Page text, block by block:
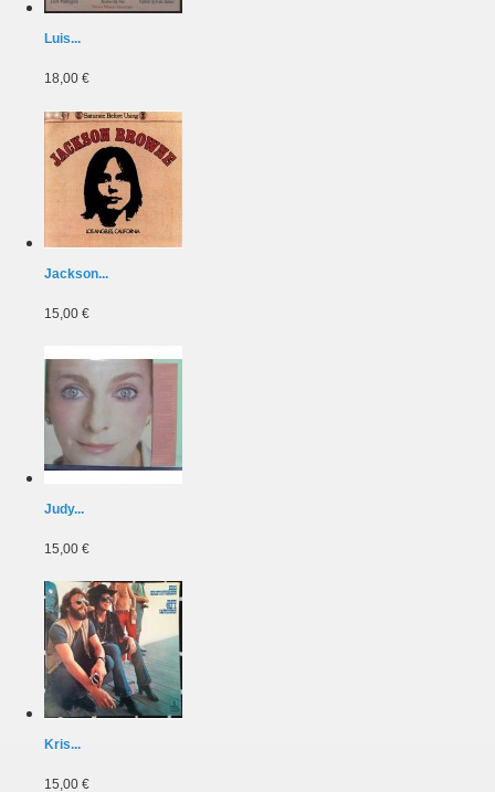
Luis...
18,00 €
Jackson...
15,00 €
Judy...
15,00 €
Kris...
15,00 €